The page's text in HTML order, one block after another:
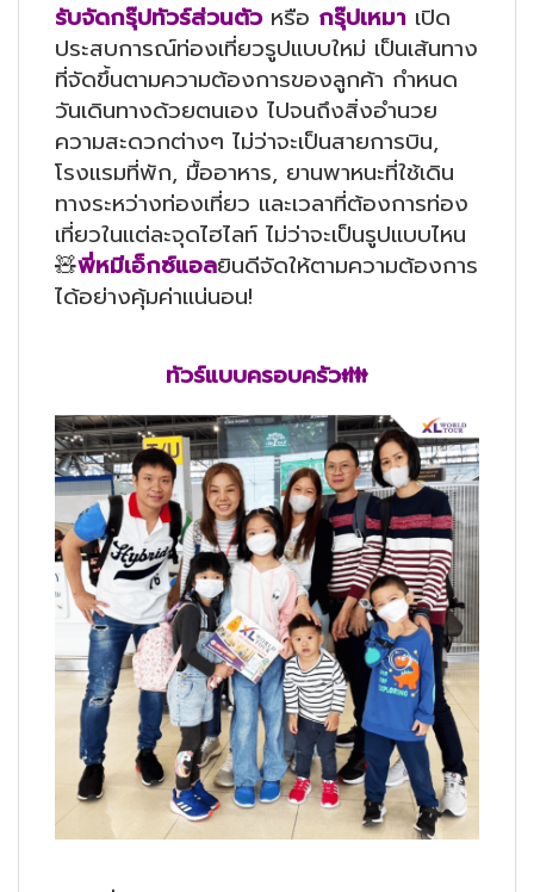
รับจัดกรุ๊ปทัวร์ส่วนตัวหรือ กรุ๊ปเหมา เปิด
ประสบการณ์ท่องเที่ยวรูปแบบใหม่ เป็นเส้นทาง
ที่จัดขึ้นตามความต้องการของลูกค้า กำหนด
วันเดินทางด้วยตนเอง ไปจนถึงสิ่งอำนวย
ความสะดวกต่างๆ ไม่ว่าจะเป็นสายการบิน,
โรงแรมที่พัก, มื้ออาหาร, ยานพาหนะที่ใช้เดิน
ทางระหว่างท่องเที่ยว และเวลาที่ต้องการท่อง
เที่ยวในแต่ละจุดไฮไลท์ ไม่ว่าจะเป็นรูปแบบไหน
🧸พี่หมีเอ็กซ์แอลยินดีจัดให้ตามความต้องการ
ได้อย่างคุ้มค่าแน่นอน!
ทัวร์แบบครอบครัว👪